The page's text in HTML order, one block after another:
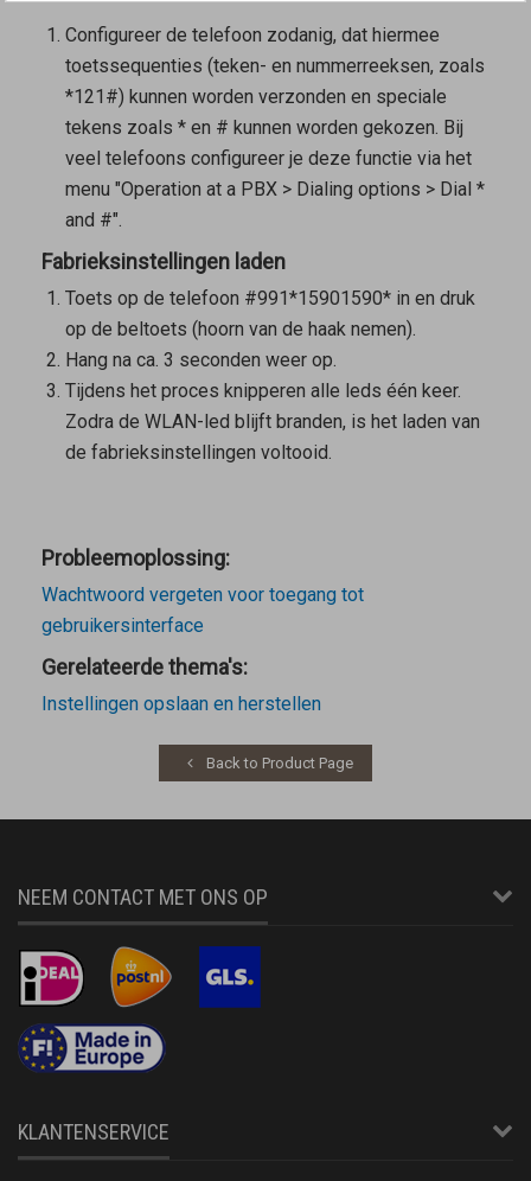
Configureer de telefoon zodanig, dat hiermee
toetssequenties (teken- en nummerreeksen, zoals
*121#) kunnen worden verzonden en speciale
tekens zoals * en # kunnen worden gekozen. Bij
veel telefoons configureer je deze functie via het
menu "Operation at a PBX > Dialing options > Dial *
and #".
Fabrieksinstellingen laden
Toets op de telefoon #991*1 5901 590*in en druk
op de beltoets (hoorn van de haak nemen).
Hang na ca. 3 seconden weer op.
Tijdens het proces knipperen alle leds één keer.
Zodra de WLAN-led blijft branden, is het laden van
de fabrieksinstellingen voltooid.
Probleemoplossing:
Wachtwoord vergeten voor toegang tot
gebruikersinterface
Gerelateerde thema's:
Instellingen opslaan en herstellen
Back to Product Page
NEEM CONTACT MET ONS OP
KLANTENSERVICE